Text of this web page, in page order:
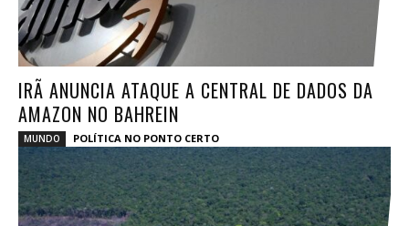
IRÃ ANUNCIA ATAQUE A CENTRAL DE DADOS DA
AMAZON NO BAHREIN
MUNDO POLÍTICA NO PONTO CERTO